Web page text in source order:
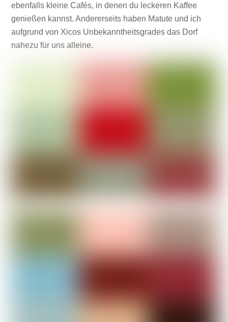
ebenfalls kleine Cafés, in denen du leckeren Kaffee
genießen kannst. Andererseits haben Matute und ich
aufgrund von Xicos Unbekanntheitsgrades das Dorf
nahezu für uns alleine.